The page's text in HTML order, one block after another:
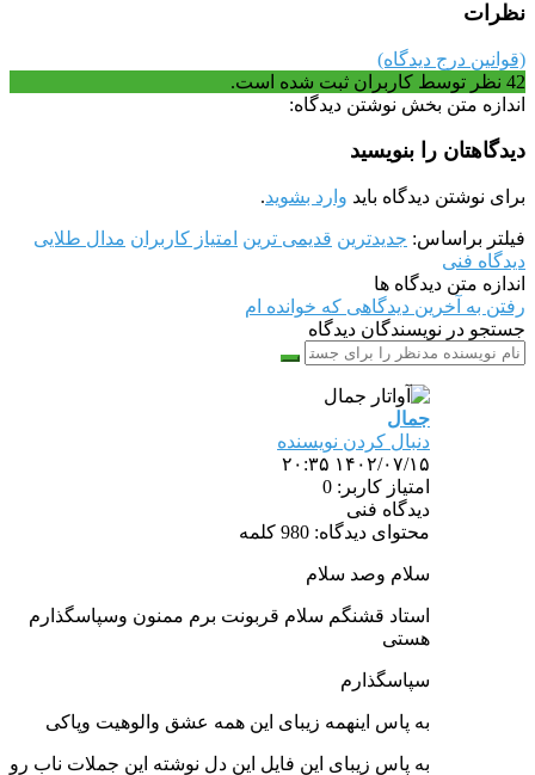
نظرات
(قوانین درج دیدگاه)
42 نظر توسط کاربران ثبت شده است.
اندازه متن بخش نوشتن دیدگاه:
دیدگاهتان را بنویسید
برای نوشتن دیدگاه باید وارد بشوید.
فیلتر براساس: جدیدترین قدیمی ترین امتیاز کاربران مدال طلایی
دیدگاه فنی
اندازه متن دیدگاه ها
رفتن به آخرین دیدگاهی که خوانده ام
جستجو در نویسندگان دیدگاه
جمال
دنبال کردن نویسنده
۱۴۰۲/۰۷/۱۵ ۲۰:۳۵
امتیاز کاربر: 0
دیدگاه فنی
محتوای دیدگاه: 980 کلمه
سلام وصد سلام
استاد قشنگم سلام قربونت برم ممنون وسپاسگذارم
هستی
سپاسگذارم
به پاس اینهمه زیبای این همه عشق والوهیت وپاکی
به پاس زیبای این فایل این دل نوشته این جملات ناب رو